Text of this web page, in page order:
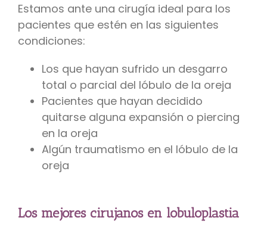
Estamos ante una cirugía ideal para los
pacientes que estén en las siguientes
condiciones:
Los que hayan sufrido un desgarro
total o parcial del lóbulo de la oreja
Pacientes que hayan decidido
quitarse alguna expansión o piercing
en la oreja
Algún traumatismo en el lóbulo de la
oreja
Los mejores cirujanos en lobuloplastia